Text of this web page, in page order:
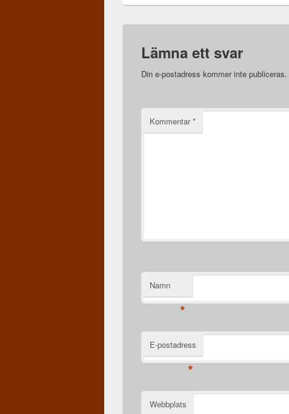
Lämna ett svar
Din e-postadress kommer inte publiceras.
Kommentar*
Namn
*
E-postadress
*
Webbplats